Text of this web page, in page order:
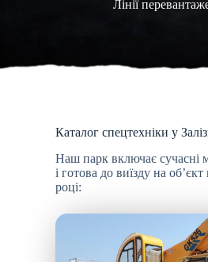
Лінії
Каталог спецтехніки у
Наш парк включає сучасні
і готова до виїзду на
році: